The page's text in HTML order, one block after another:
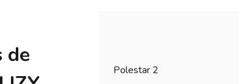
de
Polestar 2